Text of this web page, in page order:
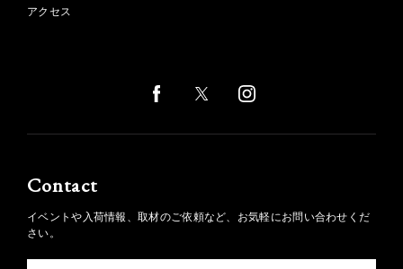
アクセス
Contact
イベントや入荷情報、取材のご依頼など、お気軽にお問い合わせくだ
さい。